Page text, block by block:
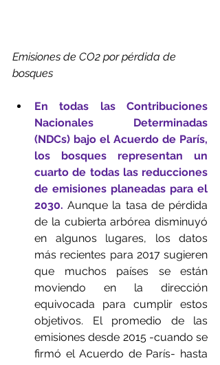
Emisiones de CO2 por pérdida de
bosques
En todas las Contribuciones
Nacionales Determinadas
(NDCs) bajo el Acuerdo de París,
los bosques representan un
cuarto de todas las reducciones
de emisiones planeadas para el
2030. Aunque la tasa de pérdida
de la cubierta arbórea disminuyó
en algunos lugares, los datos
más recientes para 2017 sugieren
que muchos países se están
moviendo en la dirección
equivocada para cumplir estos
objetivos. El promedio de las
emisiones desde 2015 -cuando se
firmó el Acuerdo de París- hasta